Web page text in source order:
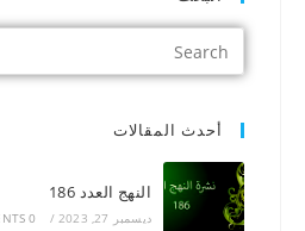
أحدث المقالات
النهج العدد 186
ديسمبر 27, 2023 /
0 COMMENTS